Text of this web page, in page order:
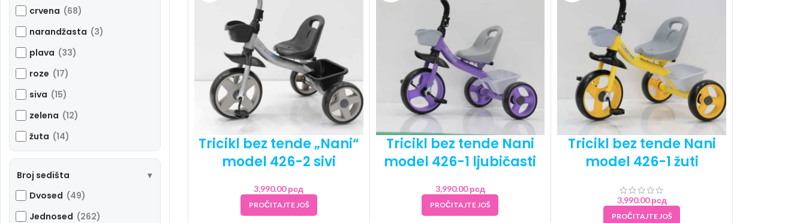
crvena (68)
narandžasta (3)
plava (33)
roze (17)
siva (15)
zelena (12)
žuta (14)
Broj sedišta
Dvosed (49)
Jednosed (262)
Tricikl bez tende „Nani“
model 426-2 sivi
3,990.00рсд
PROČITAJTE JOŠ
Tricikl bez tende Nani
model 426-1 ljubičasti
3,990.00рсд
PROČITAJTE JOŠ
Tricikl bez tende Nani
model 426-1 žuti
3,990.00рсд
PROČITAJTE JOŠ